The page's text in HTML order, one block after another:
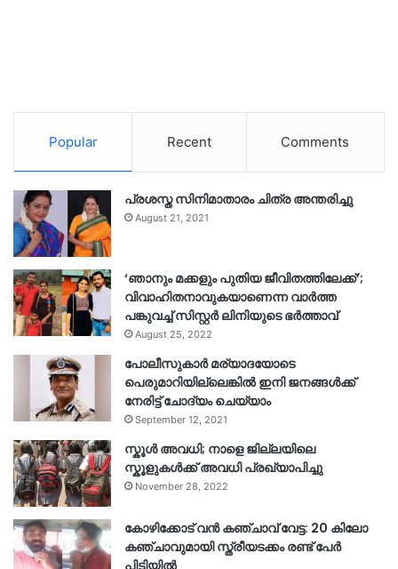
Popular Recent Comments
പ്രശസ്ത സിനിമാതാരം ചിത്ര അന്തരിച്ചു
August 21, 2021
‘ഞാനും മക്കളും പുതിയ ജീവിതത്തിലേക്ക്’;
വിവാഹിതനാവുകയാണെന്ന വാർത്ത
പങ്കുവച്ച് സിസ്റ്റർ ലിനിയുടെ ഭർത്താവ്
August 25, 2022
പോലീസുകാര്‍ മര്യാദയോടെ
പെരുമാറിയില്ലെങ്കില്‍ ഇനി ജനങ്ങള്‍ക്ക്
നേരിട്ട് ചോദ്യം ചെയ്യാം
September 12, 2021
സ്കൂൾ അവധി; നാളെ ജില്ലയിലെ
സ്കൂളുകൾക്ക് അവധി പ്രഖ്യാപിച്ചു
November 28, 2022
കോഴിക്കോട് വൻ കഞ്ചാവ് വേട്ട: 20 കിലോ
കഞ്ചാവുമായി സ്ത്രീയടക്കം രണ്ട് പേർ